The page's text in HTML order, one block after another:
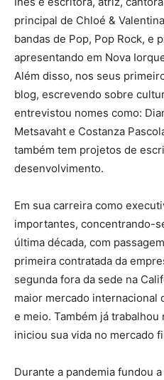
principal de Chloé &
bandas de Pop, Pop Rock, e
apresentando em Nova
Além disso, nos seus
blog, escrevendo sobre
entrevistou nomes como:
Metsavaht e Costanza
também tem projetos de
desenvolvimento.
Em sua carreira como
importantes, concentrando-
última década, com
primeira contratada da
segunda fora da sede na
maior mercado internacional
e meio. Também já trabalhou
iniciou sua vida no mercado
Durante a pandemia fundou